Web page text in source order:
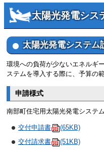
太陽光発電シス
太陽光発電システム
環境への負荷が少ないエネルギ
ステムを導入する際に、予算の
申請様式
南部町住宅用太陽光発電システ
交付申請書
(65KB)
交付請求書
(51KB)